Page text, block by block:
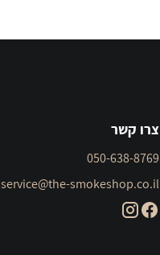
צרו קשר
050-638-8769
service@the-smokeshop.co.il